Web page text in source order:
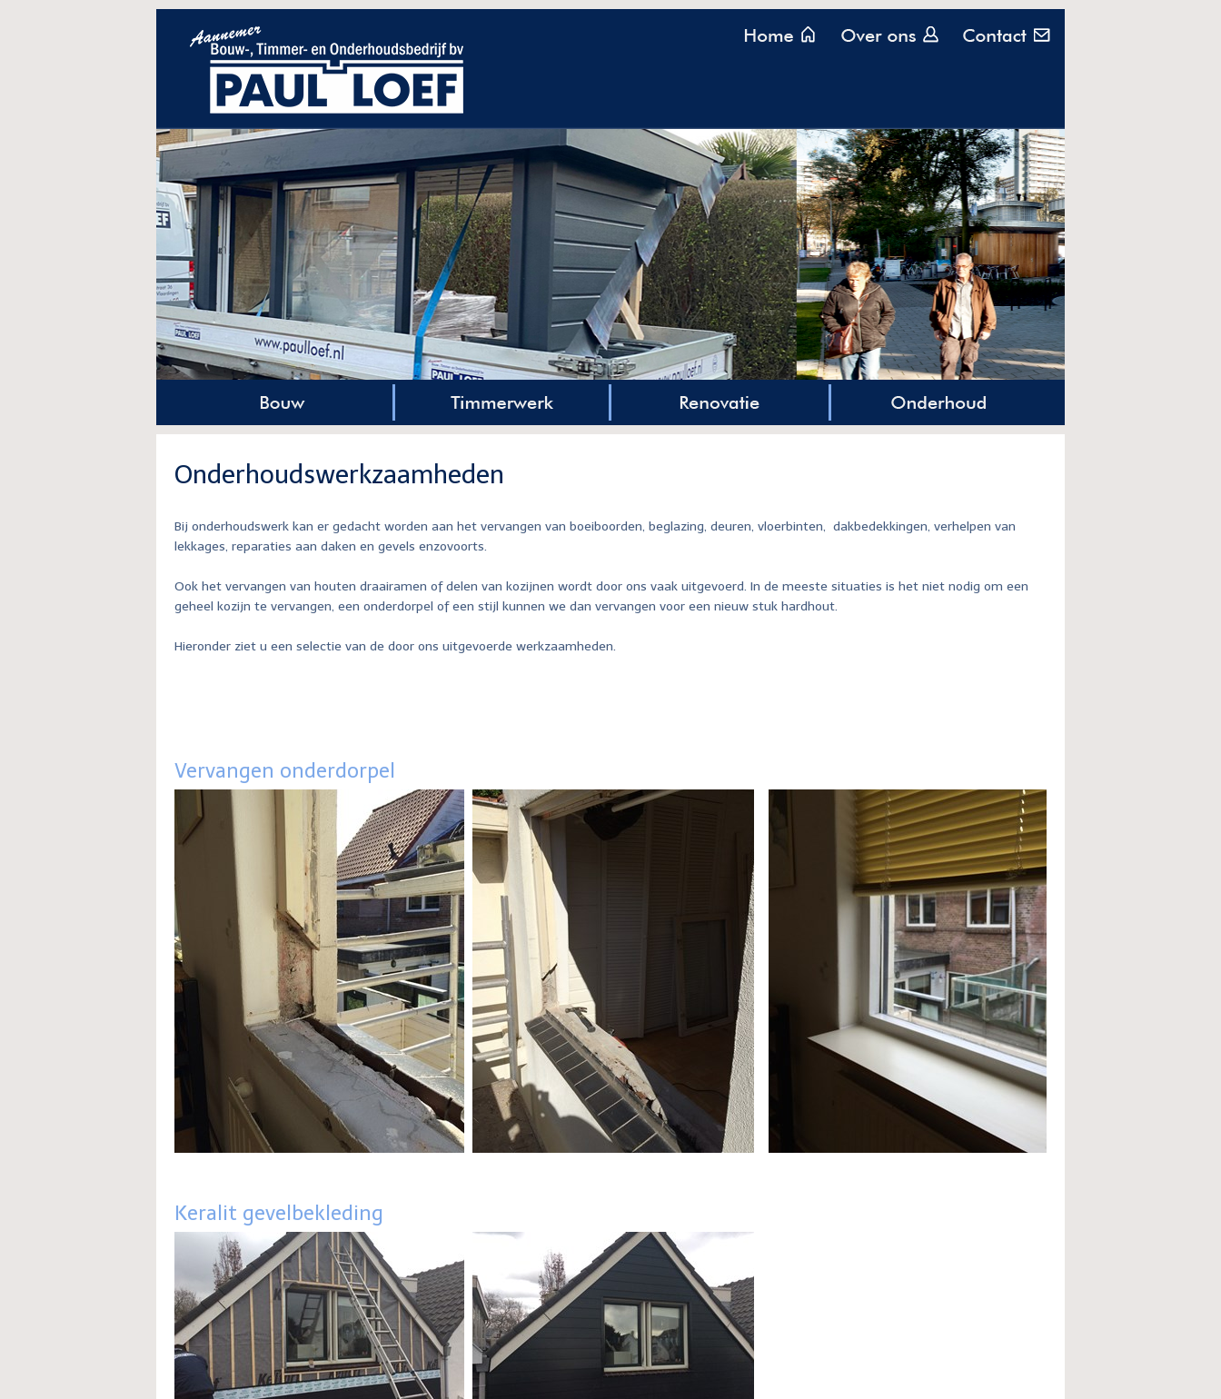
Onderhoudswerkzaamheden
Bij onderhoudswerk kan er gedacht worden aan het vervangen van boeiboorden, beglazing, deuren, vloerbinten, dakbedekkingen, verhelpen van
lekkages, reparaties aan daken en gevels enzovoorts.
Ook het vervangen van houten draairamen of delen van kozijnen wordt door ons vaak uitgevoerd. In de meeste situaties is het niet nodig om een
geheel kozijn te vervangen, een onderdorpel of een stijl kunnen we dan vervangen voor een nieuw stuk hardhout.
Hieronder ziet u een selectie van de door ons uitgevoerde werkzaamheden.
Vervangen onderdorpel
Keralit gevelbekleding